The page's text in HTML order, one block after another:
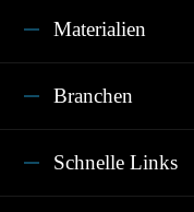
Materialien
Branchen
Schnelle Links